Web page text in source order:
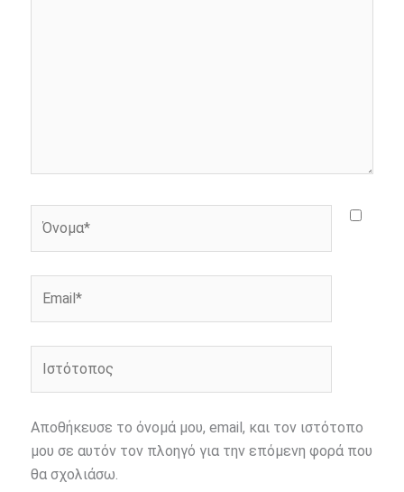
Αποθήκευσε το όνομά μου, email, και τον ιστότοπο
μου σε αυτόν τον πλοηγό για την επόμενη φορά που
θα σχολιάσω.